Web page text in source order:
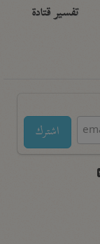
تفسير قتادة
اشترك